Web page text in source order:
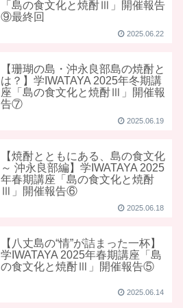
「島の食文化と焼酎Ⅲ」開催報告
⑨最終回
2025.06.22
【珊瑚の島・沖永良部島の焼酎と
は？】学IWATAYA 2025年冬期講
座「島の食文化と焼酎Ⅲ」開催報
告⑦
2025.06.19
【焼酎とともにある、島の食文化
～ 沖永良部編】学IWATAYA 2025
年春期講座「島の食文化と焼酎
Ⅲ」開催報告⑥
2025.06.18
【八丈島の“情”が詰まった一杯】
学IWATAYA 2025年春期講座「島
の食文化と焼酎Ⅲ」開催報告⑤
2025.06.14